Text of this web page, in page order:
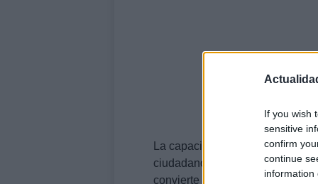
If you wish
sensitive
confirm
continue
information
La capacidad de viralizar
ciudadanos perciben la
convierte en una herramienta